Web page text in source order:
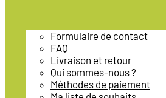
Formulaire de contact
FAQ
Livraison et retour
Qui sommes-nous ?
Méthodes de paiement